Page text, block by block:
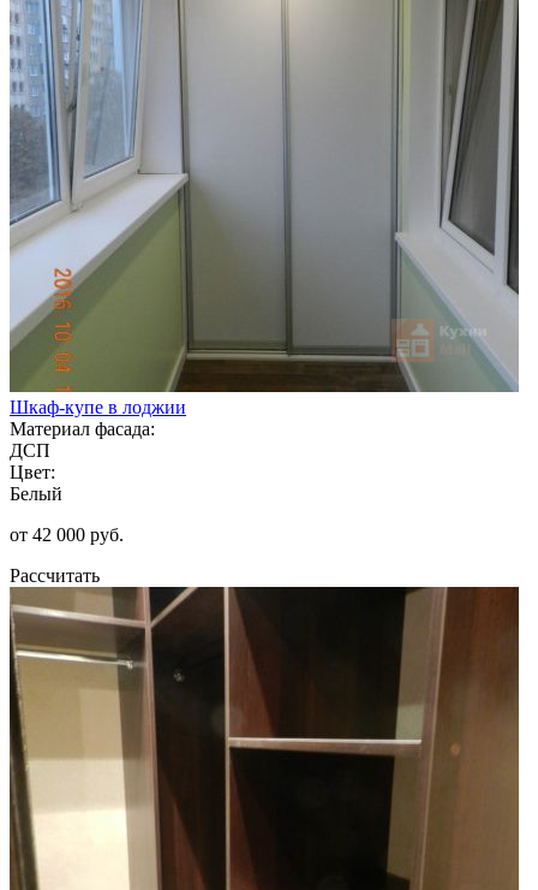
Шкаф-купе в лоджии
Материал фасада:
ДСП
Цвет:
Белый
от 42 000 руб.
Рассчитать